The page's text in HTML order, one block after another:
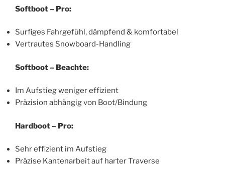
Softboot – Pro:
Surfiges Fahrgefühl, dämpfend & komfortabel
Vertrautes Snowboard-Handling
Softboot – Beachte:
Im Aufstieg weniger effizient
Präzision abhängig von Boot/Bindung
Hardboot – Pro:
Sehr effizient im Aufstieg
Präzise Kantenarbeit auf harter Traverse